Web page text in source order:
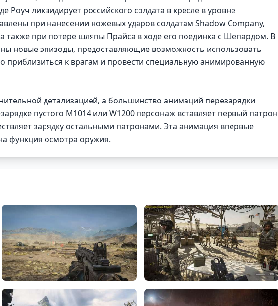
Роуч ликвидирует российского солдата в кресле в уровне
при нанесении ножевых ударов солдатам Shadow Company,
также при потере шляпы Прайса в ходе его поединка с Шепардом. В
новые эпизоды, предоставляющие возможность использовать
приблизиться к врагам и провести специальную анимированную
детализацией, а большинство анимаций перезарядки
пустого M1014 или W1200 персонаж вставляет первый патрон
зарядку остальными патронами. Эта анимация впервые
функция осмотра оружия.